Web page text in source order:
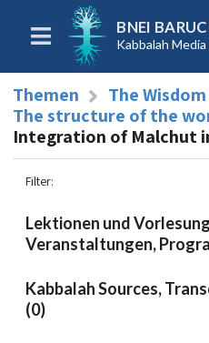
BNEI
Kabbalah Media
Themen
The
The structure of the
Integration of Malchut
Filter:
Lektionen und
Veranstaltungen,
Kabbalah Sources,
(0)